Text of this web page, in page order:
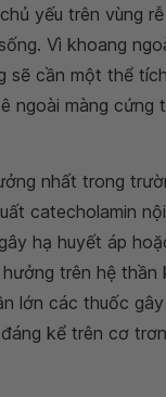
yếu trên vùng
Vì khoang
sẽ cần một thể
ngoài màng cứng
nhất trong
catecholamin
hạ huyết áp
trên hệ
lớn các thuốc
kể trên cơ